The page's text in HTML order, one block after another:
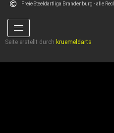
Freie Steeldartliga Brandenburg - alle
Seite erstellt durch kruemeldarts